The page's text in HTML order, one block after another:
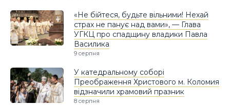
«Не бійтеся, будьте вільними! Нехай
страх не панує над вами», — Глава
УГКЦ про спадщину владики Павла
Василика
9 серпня
У катедральному соборі
Преображення Христового м. Коломия
відзначили храмовий празник
8 серпня